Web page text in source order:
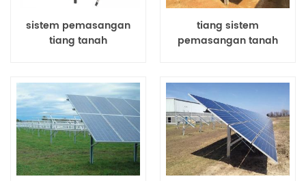
sistem pemasangan
tiang tanah
tiang sistem
pemasangan tanah